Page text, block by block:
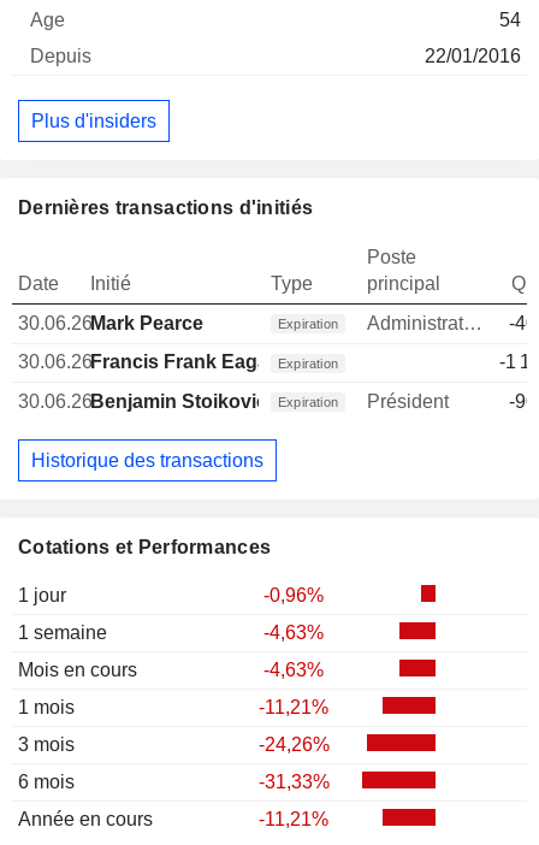
Cotations et Performances
1 jour
-0,96%
1 semaine
-4,63%
Mois en cours
-4,63%
1 mois
-11,21%
3 mois
-24,26%
6 mois
-31,33%
Année en cours
-11,21%
54
22/01/2016
Plus d'insiders
Dernières transactions d'initiés
Date Initié Type
Poste
principal
30.06.26Mark Pearce Expiration Administrateur
-
30.06.26Francis Frank Eagar Expiration
-1
30.06.26Benjamin Stoikovich Expiration Président -
Historique des transactions